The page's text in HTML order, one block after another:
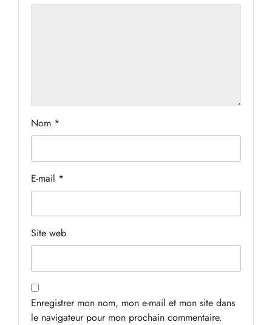
Nom *
E-mail *
Site web
Enregistrer mon nom, mon e-mail et mon site dans
le navigateur pour mon prochain commentaire.